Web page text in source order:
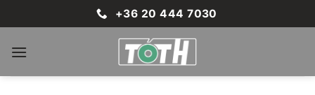
to
+36 20 444 7030